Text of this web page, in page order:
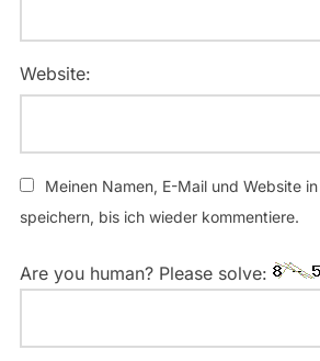
Website:
Meinen Namen, E-Mail und Website
speichern, bis ich wieder kommentiere.
Are you human? Please solve: